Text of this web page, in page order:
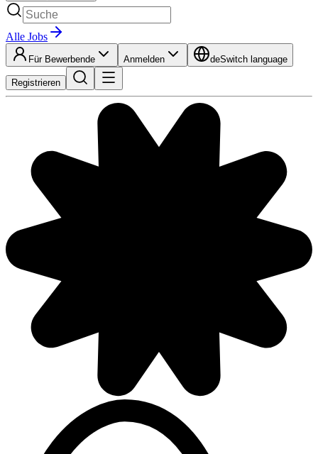
Alle Jobs
Für Bewerbende Anmelden deSwitch language
Registrieren